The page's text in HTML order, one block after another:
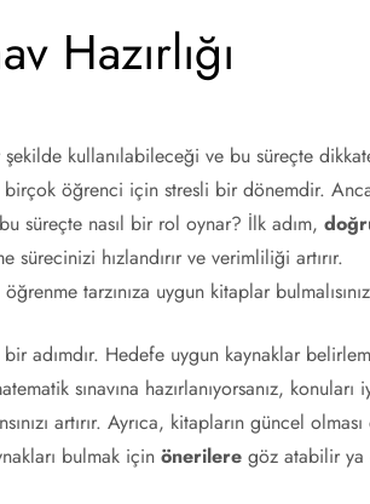
Hazırlığı
şekilde kullanılabileceği ve bu süreçte
birçok öğrenci için stresli bir dönemdir.
süreçte nasıl bir rol oynar? İlk adım,
hızlandırır ve verimliliği artırır.
tarzınıza uygun kitaplar
bir adımdır. Hedefe uygun kaynaklar
sınavına hazırlanıyorsanız, konuları
artırır. Ayrıca, kitapların güncel olması
bulmak içinönerilere göz atabilir ya